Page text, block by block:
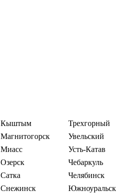
Кыштым
Магнитогорск
Миасс
Озерск
Сатка
Снежинск
Трехгорный
Увельский
Усть-Катав
Чебаркуль
Челябинск
Южноуральск